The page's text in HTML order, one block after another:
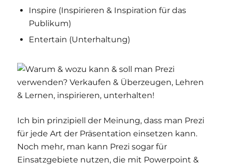
Inspire (Inspirieren & Inspiration für das
Publikum)
Entertain (Unterhaltung)
Ich bin prinzipiell der Meinung, dass man Prezi
für jede Art der Präsentation einsetzen kann.
Noch mehr, man kann Prezi sogar für
Einsatzgebiete nutzen, die mit Powerpoint &